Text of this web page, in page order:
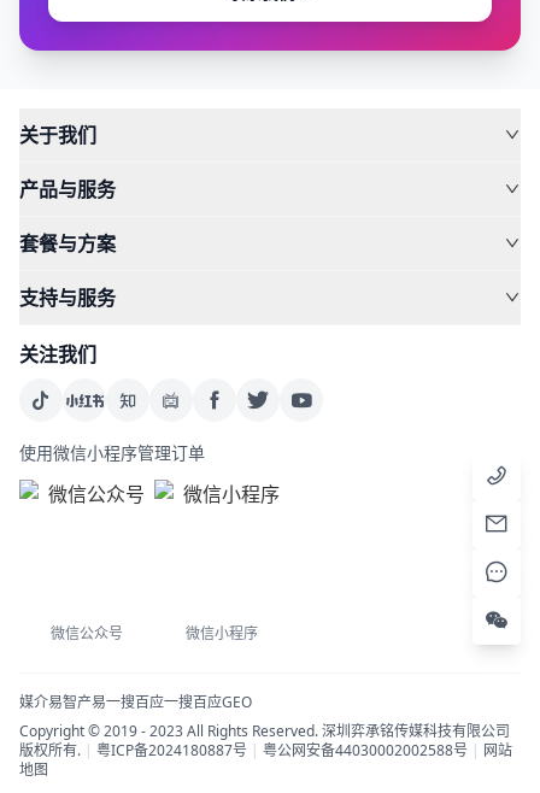
关于我们
产品与服务
套餐与方案
支持与服务
关注我们
使用微信小程序管理订单
微信公众号 微信小程序
媒介易智产易一搜百应一搜百应GEO
Copyright © 2019 - 2023 All Rights Reserved. 深圳弈承铭传媒科技有限公司
版权所有. | 粤ICP备2024180887号 | 粤公网安备44030002002588号 | 网站
地图